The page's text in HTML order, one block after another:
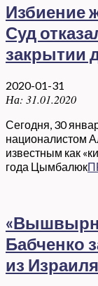
Избиение
Суд
закрытии
2020-01-31
На: 31.01.2020
Сегодня, 30
националистом
известным как
года Цымбалюк
Бабченко
из Израиля